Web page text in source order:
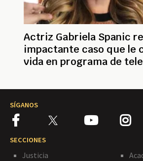
Actriz Gabriela Spanic
impactante caso que le
vida en programa de
SÍGANOS
SECCIONES
Justicia